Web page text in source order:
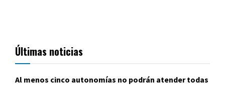
Últimas noticias
Al menos cinco autonomías no podrán atender todas